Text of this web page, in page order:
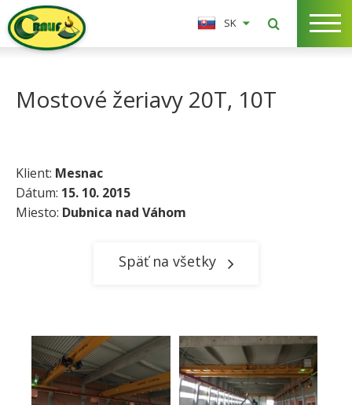
SK
Mostové žeriavy 20T, 10T
Klient: Mesnac
Dátum: 15. 10. 2015
Miesto: Dubnica nad Váhom​
Späť na všetky